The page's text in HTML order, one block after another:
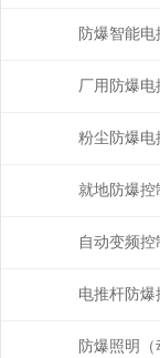
防爆智能电
厂用防爆电
粉尘防爆电
就地防爆控
自动变频控
电推杆防爆
防爆照明